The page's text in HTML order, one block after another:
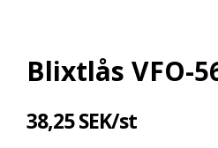
Blixtlås VFO-
38,25 SEK/st